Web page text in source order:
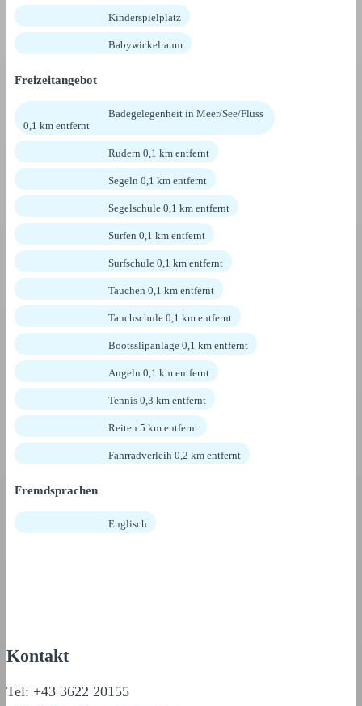
Kinderspielplatz
Babywickelraum
Freizeitangebot
Badegelegenheit in Meer/See/Fluss
0,1 km entfernt
Rudern 0,1 km entfernt
Segeln 0,1 km entfernt
Segelschule 0,1 km entfernt
Surfen 0,1 km entfernt
Surfschule 0,1 km entfernt
Tauchen 0,1 km entfernt
Tauchschule 0,1 km entfernt
Bootsslipanlage 0,1 km entfernt
Angeln 0,1 km entfernt
Tennis 0,3 km entfernt
Reiten 5 km entfernt
Fahrradverleih 0,2 km entfernt
Fremdsprachen
Englisch
Kontakt
Tel: +43 3622 20155